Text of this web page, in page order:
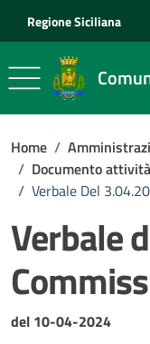
Regione Siciliana
Home /
/ Documento
/ Verbale Del
Verbale
Dettagli del
del 10-04-2024